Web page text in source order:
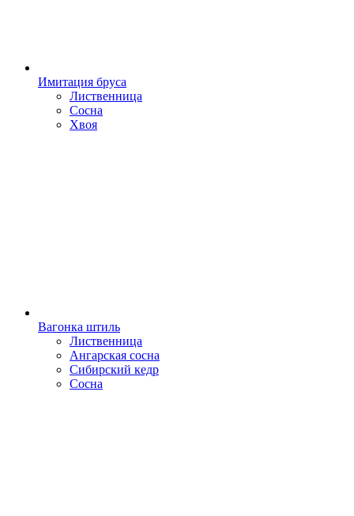
Имитация бруса
Лиственница
Сосна
Хвоя
Вагонка штиль
Лиственница
Ангарская сосна
Сибирский кедр
Сосна